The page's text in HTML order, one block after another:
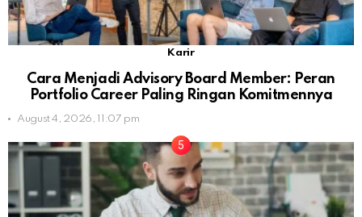
Karir
Cara Menjadi Advisory Board Member: Peran
Portfolio Career Paling Ringan Komitmennya
August 4, 2026, 11:07 pm